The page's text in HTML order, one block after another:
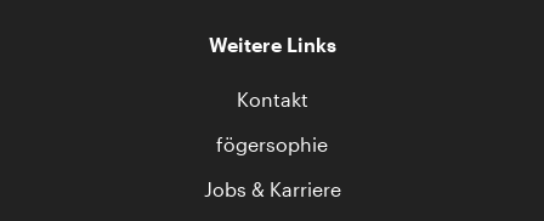
Weitere Links
Kontakt
fögersophie
Jobs & Karriere